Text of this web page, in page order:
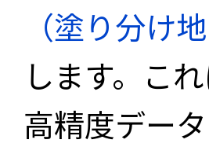
（塗り分け地
します。こ
高精度デー